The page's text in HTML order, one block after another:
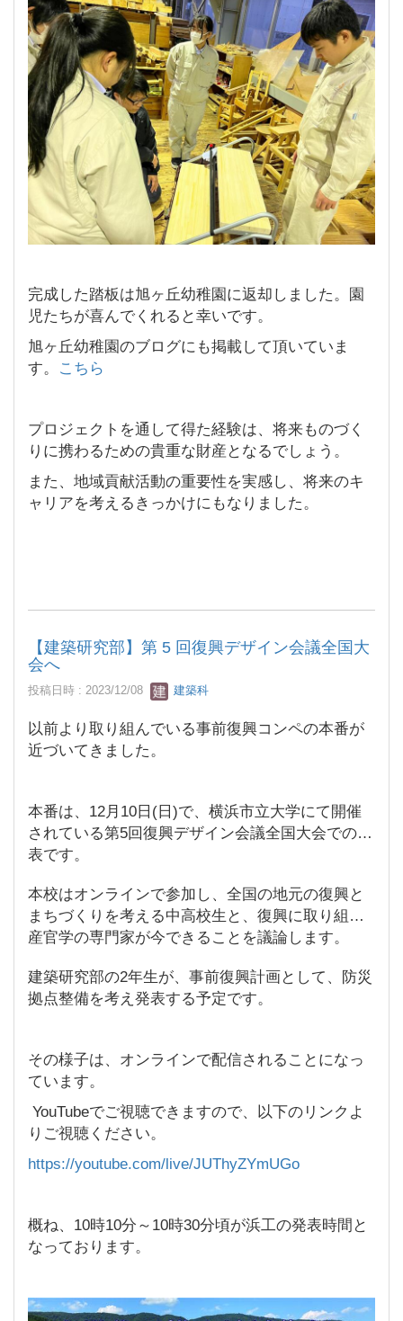
完成した踏板は旭ヶ丘幼稚園に返却しました。園
児たちが喜んでくれると幸いです。
旭ヶ丘幼稚園のブログにも掲載して頂いていま
す。
こちら
プロジェクトを通して得た経験は、将来ものづく
りに携わるための貴重な財産となるでしょう。
また、地域貢献活動の重要性を実感し、将来のキ
ャリアを考えるきっかけにもなりました。
【建築研究部】第 5 回復興デザイン会議全国大
会へ
投稿日時 : 2023/12/08 建築科
以前より取り組んでいる事前復興コンペの本番が
近づいてきました。
本番は、12月10日(日)で、横浜市立大学にて開催
されている第5回復興デザイン会議全国大会での発
表です。
本校はオンラインで参加し、全国の地元の復興と
まちづくりを考える中高校生と、復興に取り組む
産官学の専門家が今できることを議論します。
建築研究部の2年生が、事前復興計画として、防災
拠点整備を考え発表する予定です。
その様子は、オンラインで配信されることになっ
ています。
YouTubeでご視聴できますので、以下のリンクよ
りご視聴ください。
https://youtube.com/live/JUThyZYmUGo
概ね、10時10分～10時30分頃が浜工の発表時間と
なっております。